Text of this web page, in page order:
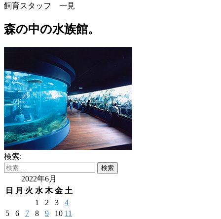
飼育スタッフ 一見
森の中の水族館。
検索:
2022年6月
日
月 火 水 木 金 土
1 2 3
4
5
6 7 8 9 10 11